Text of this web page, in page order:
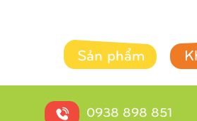
Sản phẩm
0938 898 851